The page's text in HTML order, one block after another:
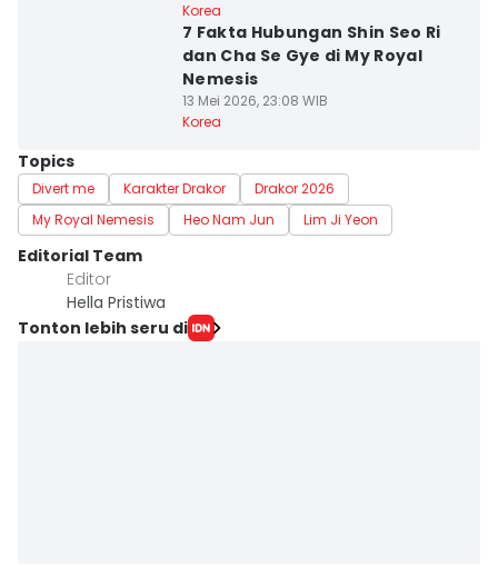
Korea
7 Fakta Hubungan Shin Seo Ri
dan Cha Se Gye di My Royal
Nemesis
13 Mei 2026, 23:08 WIB
Korea
Topics
Divert me Karakter Drakor
Drakor 2026
My Royal Nemesis
Heo Nam Jun Lim Ji Yeon
Editorial Team
Editor
Hella Pristiwa
Tonton lebih seru di